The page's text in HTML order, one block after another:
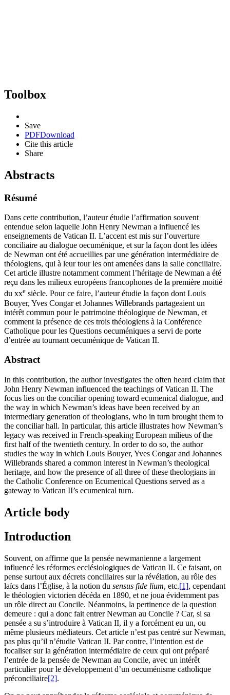
Toolbox
Save
PDFDownload
Cite this article
Share
Abstracts
Résumé
Dans cette contribution, l’auteur étudie l’affirmation souvent
entendue selon laquelle John Henry Newman a influencé les
enseignements de Vatican II. L’accent est mis sur l’ouverture
conciliaire au dialogue oecuménique, et sur la façon dont les idées
de Newman ont été accueillies par une génération intermédiaire de
théologiens, qui à leur tour les ont amenées dans la salle conciliaire.
Cet article illustre notamment comment l’héritage de Newman a été
reçu dans les milieux européens francophones de la première moitié
du xxe siècle. Pour ce faire, l’auteur étudie la façon dont Louis
Bouyer, Yves Congar et Johannes Willebrands partageaient un
intérêt commun pour le patrimoine théologique de Newman, et
comment la présence de ces trois théologiens à la Conférence
Catholique pour les Questions oecuméniques a servi de porte
d’entrée au tournant oecuménique de Vatican II.
Abstract
In this contribution, the author investigates the often heard claim that
John Henry Newman influenced the teachings of Vatican II. The
focus lies on the conciliar opening toward ecumenical dialogue, and
the way in which Newman’s ideas have been received by an
intermediary generation of theologians, who in turn brought them to
the conciliar hall. In particular, this article illustrates how Newman’s
legacy was received in French-speaking European milieus of the
first half of the twentieth century. In order to do so, the author
studies the way in which Louis Bouyer, Yves Congar and Johannes
Willebrands shared a common interest in Newman’s theological
heritage, and how the presence of all three of these theologians in
the Catholic Conference on Ecumenical Questions served as a
gateway to Vatican II’s ecumenical turn.
Article body
Introduction
Souvent, on affirme que la pensée newmanienne a largement
influencé les réformes ecclésiologiques de Vatican II. Ce faisant, on
pense surtout aux décrets conciliaires sur la révélation, au rôle des
laïcs dans l’Église, à la notion du sensus fide lium, etc.[1], cependant
le théologien victorien décéda en 1890, et ne joua évidemment pas
un rôle direct au Concile. Néanmoins, la pertinence de la question
demeure : qui a donc fait entrer Newman au Concile ? Car, si sa
pensée a su s’introduire à Vatican II, il y a forcément eu un, ou
même plusieurs médiateurs. Cet article n’est pas centré sur Newman,
pas plus qu’il n’étudie Vatican II. Par contre, l’intention est de
focaliser sur la génération intermédiaire de ceux qui ont préparé
l’entrée de la pensée de Newman au Concile, avec un intérêt
particulier pour le développement d’un oecuménisme catholique
préconciliaire[2].